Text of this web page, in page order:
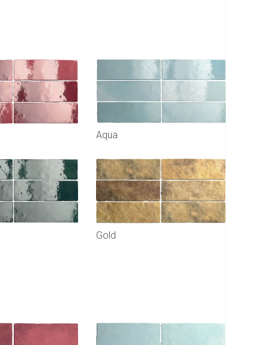
Aqua
Gold